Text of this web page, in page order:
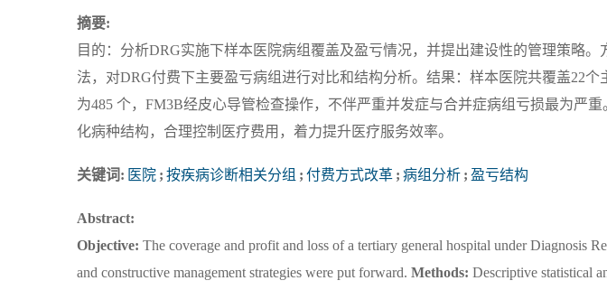
摘要:
目的：分析DRG实施下样本医院病组覆盖及盈亏情况，并提出建设性的管理策略。
法，对DRG付费下主要盈亏病组进行对比和结构分析。结果：样本医院共覆盖22
为485 个，FM3B经皮心导管检查操作，不伴严重并发症与合并症病组亏损最为严
化病种结构，合理控制医疗费用，着力提升医疗服务效率。
关键词: 医院 ; 按疾病诊断相关分组 ; 付费方式改革 ; 病组分析 ; 盈亏结构
Abstract:
Objective: The coverage and profit and loss of a tertiary general hospital under Diagnosis
and constructive management strategies were put forward. Methods: Descriptive statistical